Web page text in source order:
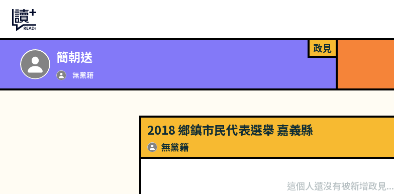
簡朝送
無黨籍
政見
2018 鄉鎮市民代表選舉 嘉義縣
無黨籍
這個人還沒有被新增政見...